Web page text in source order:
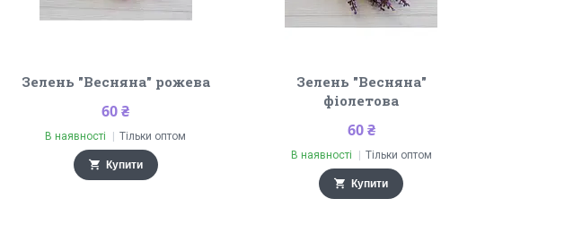
Зелень "Весняна" рожева
60 ₴
В наявності Тільки оптом
Купити
Зелень "Весняна"
фіолетова
60 ₴
В наявності Тільки оптом
Купити